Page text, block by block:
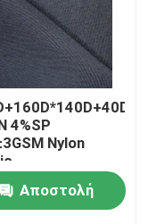
4%SP
Nylon
Αποστολή